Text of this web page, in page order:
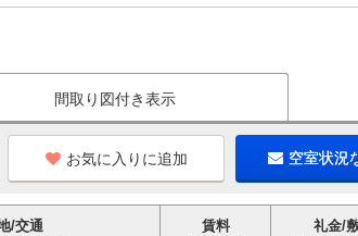
間取り図付き表示
お気に入りに追加 空室状況
/交通
賃料
礼金/